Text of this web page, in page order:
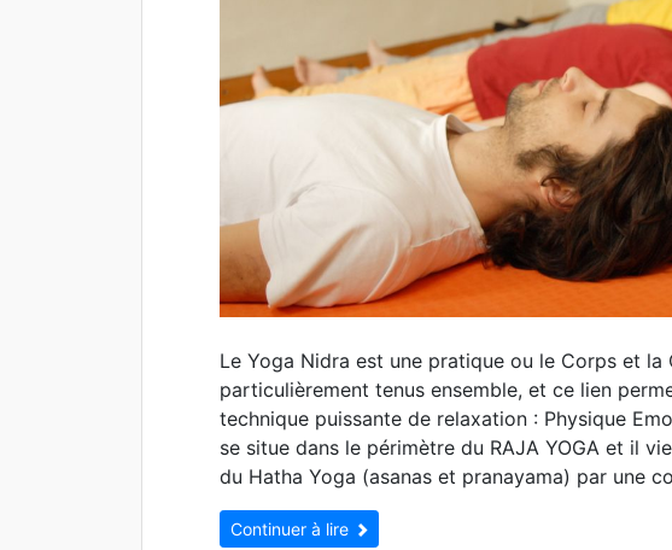
Le Yoga Nidra est une pratique ou le Corps et la
particulièrement tenus ensemble, et ce lien
technique puissante de relaxation : Physique
se situe dans le périmètre du RAJA YOGA et il
du Hatha Yoga (asanas et pranayama) par une
Continuer à lire